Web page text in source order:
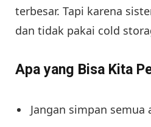
terbesar. Tapi karena
dan tidak pakai cold
Apa yang Bisa Kita
Jangan simpan